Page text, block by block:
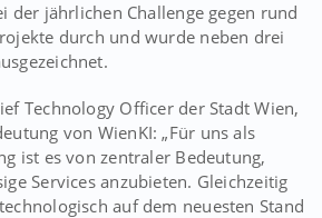
der jährlichen Challenge gegen rund
durch und wurde neben drei
Technology Officer der Stadt Wien,
von WienKI: „Für uns als
ist es von zentraler Bedeutung,
Services anzubieten. Gleichzeitig
auf dem neuesten Stand